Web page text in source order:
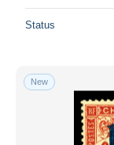
Status
New